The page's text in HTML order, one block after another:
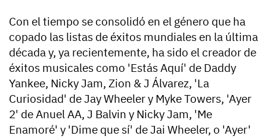
Con el tiempo se consolidó en el género que ha
copado las listas de éxitos mundiales en la última
década y, ya recientemente, ha sido el creador de
éxitos musicales como 'Estás Aquí' de Daddy
Yankee, Nicky Jam, Zion & J Álvarez, 'La
Curiosidad' de Jay Wheeler y Myke Towers, 'Ayer
2' de Anuel AA, J Balvin y Nicky Jam, 'Me
Enamoré' y 'Dime que sí' de Jai Wheeler, o 'Ayer'